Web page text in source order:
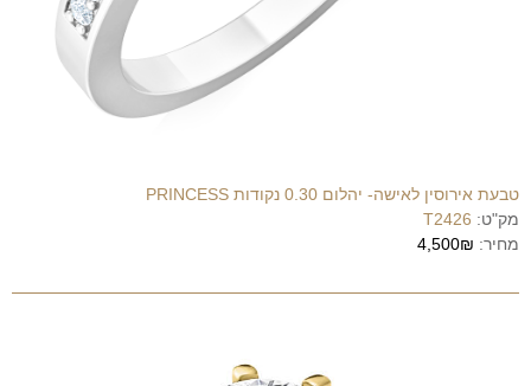
טבעת אירוסין לאישה- יהלום 0.30 נקודות PRINCESS
מק"ט: T2426
מחיר: 4,500₪